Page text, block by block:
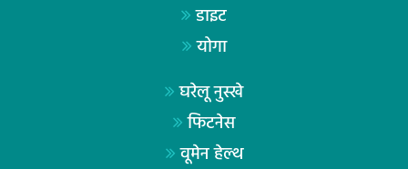
डाइट
योगा
घरेलू नुस्खे
फिटनेस
वूमेन हेल्थ